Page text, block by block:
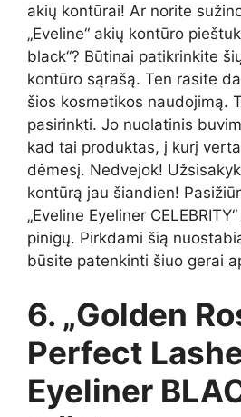
akių kontūrai! Ar norite
„Eveline“ akių kontūro
black“? Būtinai patikrinkite
kontūro sąrašą. Ten rasite
šios kosmetikos naudojimą.
pasirinkti. Jo nuolatinis
kad tai produktas, į kurį
dėmesį. Nedvejok!
kontūrą jau šiandien!
„Eveline Eyeliner
pinigų. Pirkdami šią
būsite patenkinti šiuo gerai
6. „Golden
Perfect
Eyeliner